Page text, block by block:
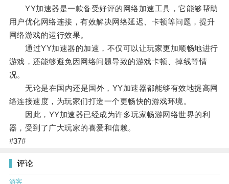
YY加速器是一款备受好评的网络加速工具，它能够帮助
用户优化网络连接，有效解决网络延迟、卡顿等问题，提升
网络游戏的运行效果。
通过YY加速器的加速，不仅可以让玩家更加顺畅地进行
游戏，还能够避免因网络问题导致的游戏卡顿、掉线等情
况。
无论是在国内还是国外，YY加速器都能够有效地提高网
络连接速度，为玩家们打造一个更畅快的游戏环境。
因此，YY加速器已经成为许多玩家畅游网络世界的利
器，受到了广大玩家的喜爱和信赖。
#37#
评论
游客